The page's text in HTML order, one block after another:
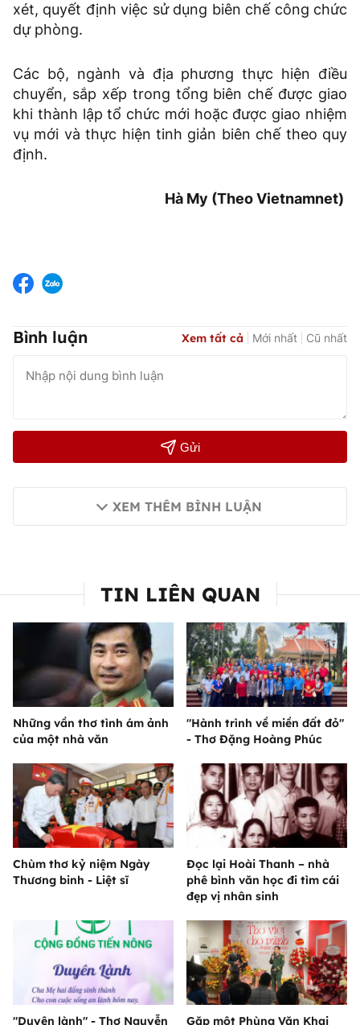
xét, quyết định việc sử dụng biên chế công chức
dự phòng.
Các bộ, ngành và địa phương thực hiện điều
chuyển, sắp xếp trong tổng biên chế được giao
khi thành lập tổ chức mới hoặc được giao nhiệm
vụ mới và thực hiện tinh giản biên chế theo quy
định.
Hà My (Theo Vietnamnet)
Bình luận Xem tất cả Mới nhất Cũ nhất
Gửi
XEM THÊM BÌNH LUẬN
TIN LIÊN QUAN
Những vần thơ tình ám ảnh
của một nhà văn
"Hành trình về miền đất đỏ"
- Thơ Đặng Hoàng Phúc
Chùm thơ kỷ niệm Ngày
Thương binh - Liệt sĩ
Đọc lại Hoài Thanh – nhà
phê bình văn học đi tìm cái
đẹp vị nhân sinh
"Duyên lành" - Thơ Nguyễn Gặp một Phùng Văn Khai